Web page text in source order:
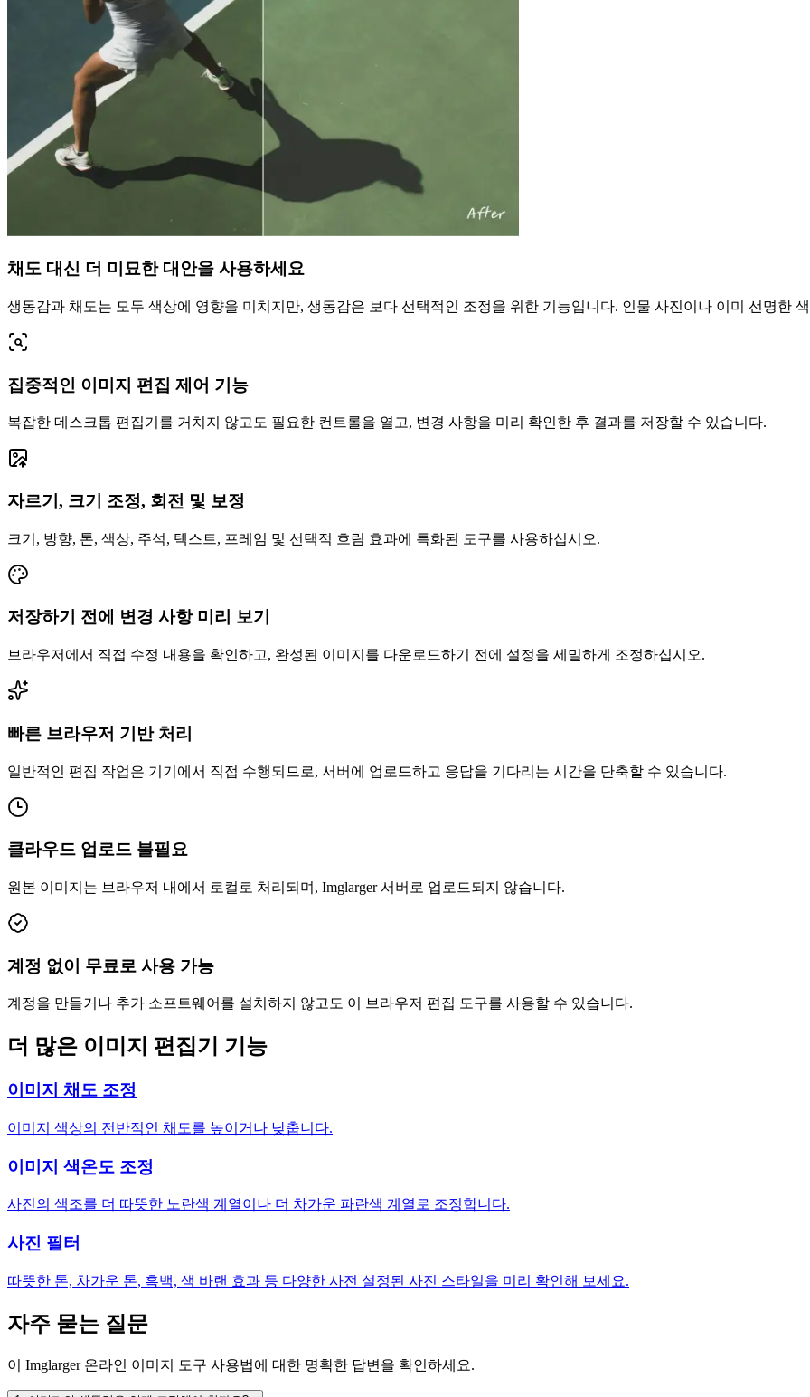
채도 대신 더 미묘한 대안을 사용하세요
생동감과 채도는 모두 색상에 영향을 미치지만, 생동감은 보다 선택적인 조정을 위한 기능입니다. 인물 사진이나 이미 선명한
집중적인 이미지 편집 제어 기능
복잡한 데스크톱 편집기를 거치지 않고도 필요한 컨트롤을 열고, 변경 사항을 미리 확인한 후 결과를 저장할 수 있습니다.
자르기, 크기 조정, 회전 및 보정
크기, 방향, 톤, 색상, 주석, 텍스트, 프레임 및 선택적 흐림 효과에 특화된 도구를 사용하십시오.
저장하기 전에 변경 사항 미리 보기
브라우저에서 직접 수정 내용을 확인하고, 완성된 이미지를 다운로드하기 전에 설정을 세밀하게 조정하십시오.
빠른 브라우저 기반 처리
일반적인 편집 작업은 기기에서 직접 수행되므로, 서버에 업로드하고 응답을 기다리는 시간을 단축할 수 있습니다.
클라우드 업로드 불필요
원본 이미지는 브라우저 내에서 로컬로 처리되며, Imglarger 서버로 업로드되지 않습니다.
계정 없이 무료로 사용 가능
계정을 만들거나 추가 소프트웨어를 설치하지 않고도 이 브라우저 편집 도구를 사용할 수 있습니다.
더 많은 이미지 편집기 기능
이미지 채도 조정
이미지 색상의 전반적인 채도를 높이거나 낮춥니다.
이미지 색온도 조정
사진의 색조를 더 따뜻한 노란색 계열이나 더 차가운 파란색 계열로 조정합니다.
사진 필터
따뜻한 톤, 차가운 톤, 흑백, 색 바랜 효과 등 다양한 사전 설정된 사진 스타일을 미리 확인해 보세요.
자주 묻는 질문
이 Imglarger 온라인 이미지 도구 사용법에 대한 명확한 답변을 확인하세요.